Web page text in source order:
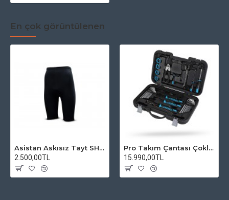
En çok görüntülenen
Asistan Askısız Tayt SH20 Pedli Siyah
2.500,00TL
Pro Takım Çantası Çoklu Tamir Seti
15.990,00TL